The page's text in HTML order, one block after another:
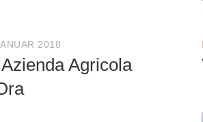
2018
Agricola